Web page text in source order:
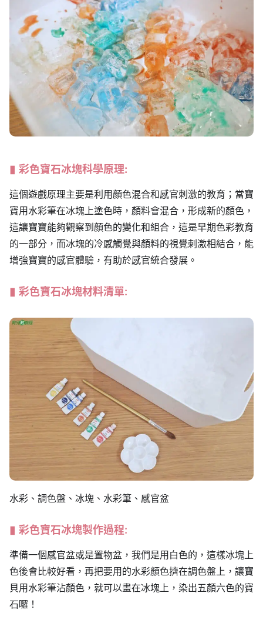
彩色寶石冰塊科學原理:
這個遊戲原理主要是利用顏色混合和感官刺激的教育；當寶
寶用水彩筆在冰塊上塗色時，顏料會混合，形成新的顏色，
這讓寶寶能夠觀察到顏色的變化和組合，這是早期色彩教育
的一部分，而冰塊的冷感觸覺與顏料的視覺刺激相結合，能
增強寶寶的感官體驗，有助於感官統合發展。
彩色寶石冰塊材料清單:
水彩、調色盤、冰塊、水彩筆、感官盆
彩色寶石冰塊製作過程:
準備一個感官盆或是置物盆，我們是用白色的，這樣冰塊上
色後會比較好看，再把要用的水彩顏色擠在調色盤上，讓寶
貝用水彩筆沾顏色，就可以畫在冰塊上，染出五顏六色的寶
石囉！